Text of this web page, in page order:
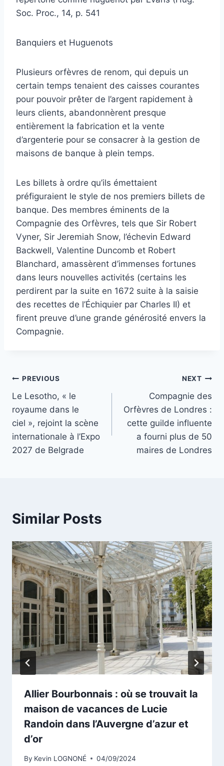
Soc. Proc., 14, p. 541
Banquiers et Huguenots
Plusieurs orfèvres de renom, qui depuis un
certain temps tenaient des caisses courantes
pour pouvoir prêter de l’argent rapidement à
leurs clients, abandonnèrent presque
entièrement la fabrication et la vente
d’argenterie pour se consacrer à la gestion de
maisons de banque à plein temps.
Les billets à ordre qu’ils émettaient
préfiguraient le style de nos premiers billets de
banque. Des membres éminents de la
Compagnie des Orfèvres, tels que Sir Robert
Vyner, Sir Jeremiah Snow, l’échevin Edward
Backwell, Valentine Duncomb et Robert
Blanchard, amassèrent d’immenses fortunes
dans leurs nouvelles activités (certains les
perdirent par la suite en 1672 suite à la saisie
des recettes de l’Échiquier par Charles II) et
firent preuve d’une grande générosité envers la
Compagnie.
Post
navigation
PREVIOUS
Le Lesotho, « le
royaume dans le
ciel », rejoint la scène
internationale à l’Expo
2027 de Belgrade
NEXT
Compagnie des
Orfèvres de Londres :
cette guilde influente
a fourni plus de 50
maires de Londres
Similar Posts
Allier Bourbonnais : où se trouvait la
maison de vacances de Lucie
Randoin dans l’Auvergne d’azur et
d’or
By Kevin LOGNONÉ 04/09/2024